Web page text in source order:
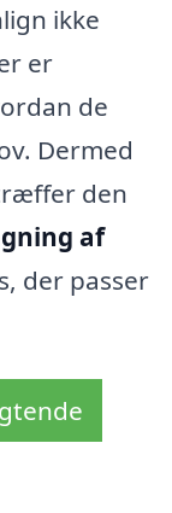
ikke
er
de
Dermed
den
af
der passer